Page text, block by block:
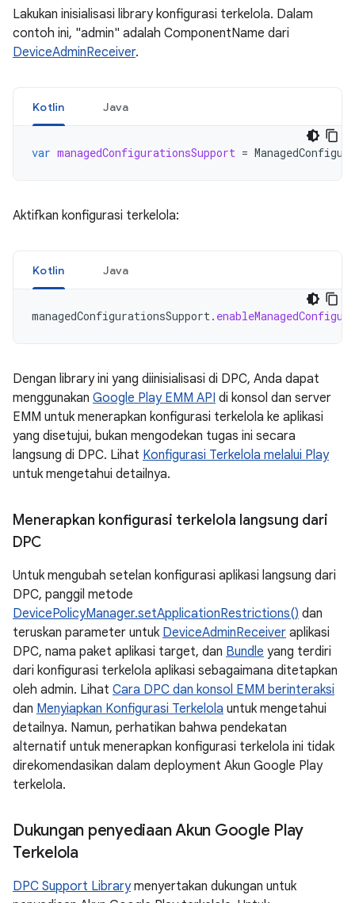
Lakukan inisialisasi library konfigurasi terkelola. Dalam
contoh ini, "admin" adalah ComponentName dari
DeviceAdminReceiver.
Kotlin Java
var managedConfigurationsSupport =
Aktifkan konfigurasi terkelola:
Kotlin Java
managedConfigurationsSupport.
Dengan library ini yang diinisialisasi di DPC, Anda dapat
menggunakan Google Play EMM API di konsol dan server
EMM untuk menerapkan konfigurasi terkelola ke aplikasi
yang disetujui, bukan mengodekan tugas ini secara
langsung di DPC. Lihat Konfigurasi Terkelola melalui Play
untuk mengetahui detailnya.
Menerapkan konfigurasi terkelola langsung dari
DPC
Untuk mengubah setelan konfigurasi aplikasi langsung dari
DPC, panggil metode
DevicePolicyManager.setApplicationRestrictions() dan
teruskan parameter untuk DeviceAdminReceiver aplikasi
DPC, nama paket aplikasi target, dan Bundle yang terdiri
dari konfigurasi terkelola aplikasi sebagaimana ditetapkan
oleh admin. Lihat Cara DPC dan konsol EMM berinteraksi
dan Menyiapkan Konfigurasi Terkelola untuk mengetahui
detailnya. Namun, perhatikan bahwa pendekatan
alternatif untuk menerapkan konfigurasi terkelola ini tidak
direkomendasikan dalam deployment Akun Google Play
terkelola.
Dukungan penyediaan Akun Google Play
Terkelola
DPC Support Librarymenyertakan dukungan untuk